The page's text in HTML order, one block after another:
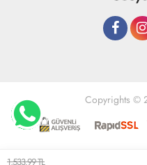
1,533.99 TL
Copyrights ©
Geliştir -